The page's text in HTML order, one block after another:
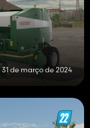
31 de março de 2024